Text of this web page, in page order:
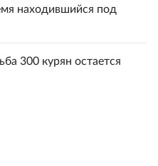
находившийся под
300 курян остается